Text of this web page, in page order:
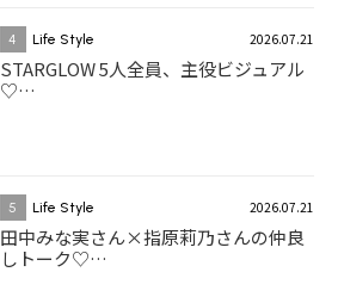
4 Life Style 2026.07.21
STARGLOW 5人全員、主役ビジュアル
♡…
5 Life Style 2026.07.21
田中みな実さん×指原莉乃さんの仲良
しトーク♡…